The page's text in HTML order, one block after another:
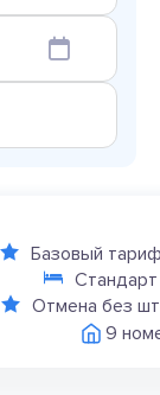
Базовый
Отмена без
9